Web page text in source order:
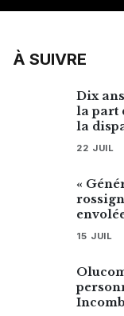
À SUIVRE
Dix
la part
la
22 JUIL
«
15 JUIL